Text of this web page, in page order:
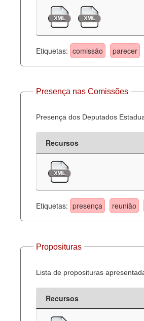
Etiquetas: comissão parecer
Presença nas Comissões
Presença dos Deputados
Recursos
Etiquetas: presença reunião
Proposituras
Lista de proposituras
Recursos